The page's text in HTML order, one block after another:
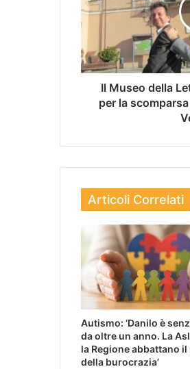
Il Museo della
per la
Articoli Correlati
Autismo: ‘Danilo è
da oltre un anno. La
la Regione abbattano il
della burocrazia’